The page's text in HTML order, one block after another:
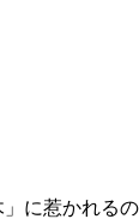
に惹かれる